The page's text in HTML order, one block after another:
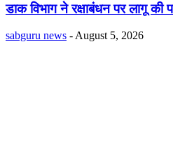
डाक विभाग ने रक्षाबंधन पर लागू की
sabguru news - August 5, 2026